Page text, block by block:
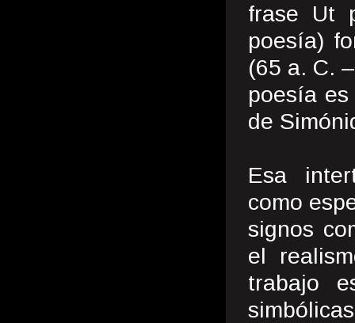
frase Ut
poesía)
(65 a. C.
poesía
de
Esa
como
signos
el
trabajo